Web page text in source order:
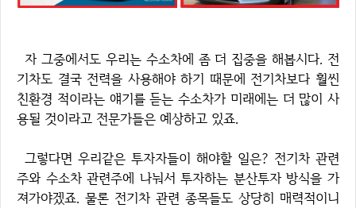
자 그중에서도 우리는 수소차에 좀 더 집중을 해봅시다. 전
기차도 결국 전력을 사용해야 하기 때문에 전기차보다 훨씬
친환경 적이라는 얘기를 듣는 수소차가 미래에는 더 많이 사
용될 것이라고 전문가들은 예상하고 있죠.
그렇다면 우리같은 투자자들이 해야할 일은? 전기차 관련
주와 수소차 관련주에 나눠서 투자하는 분산투자 방식을 가
져가야겠죠. 물론 전기차 관련 종목들도 상당히 매력적이니